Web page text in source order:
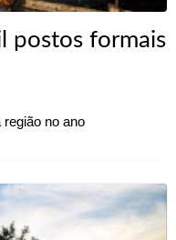
postos formais
no ano